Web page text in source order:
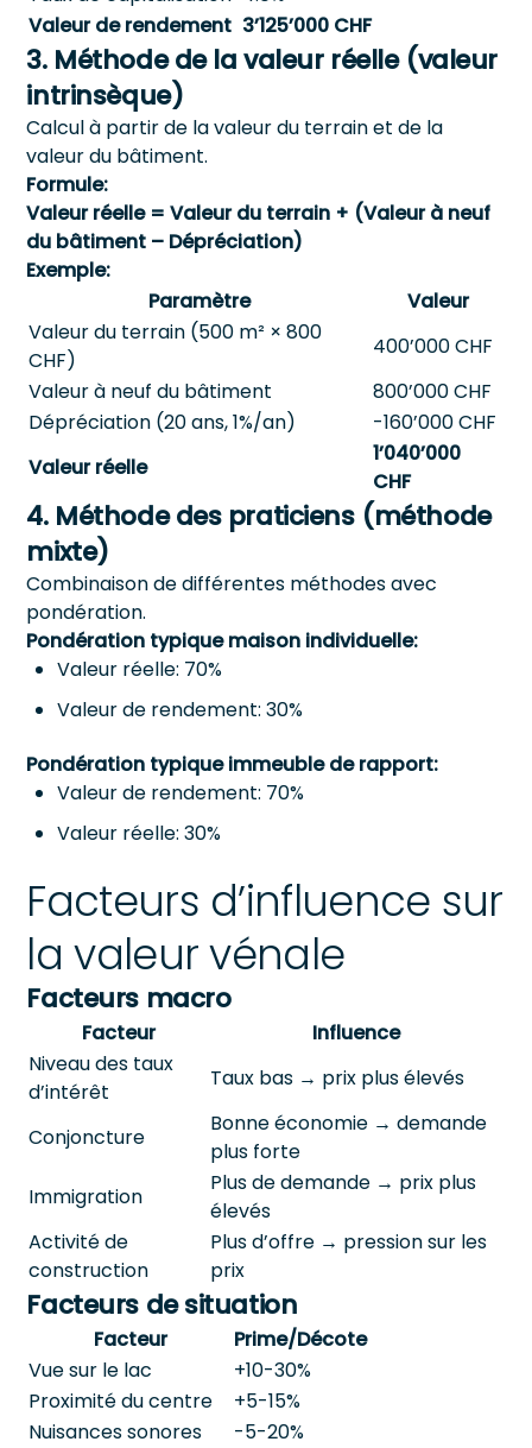
Valeur de rendement 3’125’000 CHF
3. Méthode de la valeur réelle (valeur
intrinsèque)
Calcul à partir de la valeur du terrain et de la
valeur du bâtiment.
Formule:
Valeur réelle = Valeur du terrain + (Valeur à neuf
du bâtiment – Dépréciation)
Exemple:
Paramètre
Valeur
Valeur du terrain (500 m² × 800
CHF)
400’000 CHF
Valeur à neuf du bâtiment
800’000 CHF
Dépréciation (20 ans, 1%/an)
-160’000 CHF
Valeur réelle
1’040’000
CHF
4. Méthode des praticiens (méthode
mixte)
Combinaison de différentes méthodes avec
pondération.
Pondération typique maison individuelle:
Valeur réelle: 70%
Valeur de rendement: 30%
Pondération typique immeuble de rapport:
Valeur de rendement: 70%
Valeur réelle: 30%
Facteurs d’influence sur
la valeur vénale
Facteurs macro
Facteur
Influence
Niveau des taux
d’intérêt
Taux bas → prix plus élevés
Conjoncture
Bonne économie → demande
plus forte
Immigration
Plus de demande → prix plus
élevés
Activité de
construction
Plus d’offre → pression sur les
prix
Facteurs de situation
Facteur
Prime/Décote
Vue sur le lac
+10-30%
Proximité du centre
+5-15%
Nuisances sonores
-5-20%